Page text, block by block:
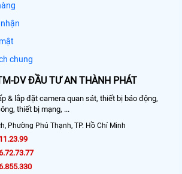
chung
DV ĐẦU TƯ AN THÀNH PHÁT
& lắp đặt camera quan sát, thiết bị báo động,
thiết bị mạng, ...
Phường Phú Thạnh, TP. Hồ Chí Minh